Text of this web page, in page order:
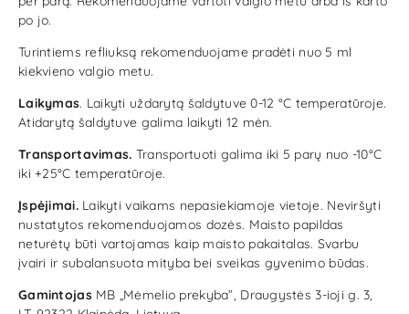
po jo.
Turintiems refliuksą rekomenduojame pradėti nuo 5 ml
kiekvieno valgio metu.
Laikymas. Laikyti uždarytą šaldytuve 0-12 °C temperatūroje.
Atidarytą šaldytuve galima laikyti 12 mėn.
Transportavimas. Transportuoti galima iki 5 parų nuo -10°C
iki +25°C temperatūroje.
Įspėjimai. Laikyti vaikams nepasiekiamoje vietoje. Neviršyti
nustatytos rekomenduojamos dozės. Maisto papildas
neturėtų būti vartojamas kaip maisto pakaitalas. Svarbu
įvairi ir subalansuota mityba bei sveikas gyvenimo būdas.
Gamintojas MB „Mėmelio prekyba”, Draugystės 3-ioji g. 3,